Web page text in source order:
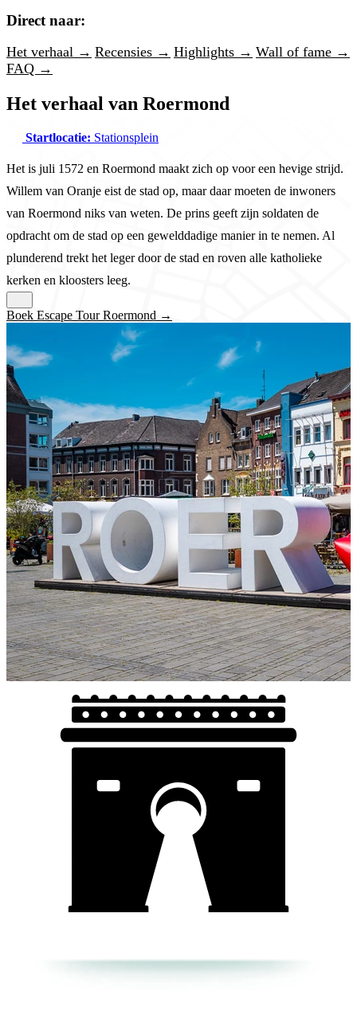
Direct naar:
Het verhaal → Recensies → Highlights → Wall of fame →
FAQ →
Het verhaal van Roermond
Startlocatie: Stationsplein
Het is juli 1572 en Roermond maakt zich op voor een hevige strijd.
Willem van Oranje eist de stad op, maar daar moeten de inwoners
van Roermond niks van weten. De prins geeft zijn soldaten de
opdracht om de stad op een gewelddadige manier in te nemen. Al
plunderend trekt het leger door de stad en roven alle katholieke
kerken en kloosters leeg.
Boek Escape Tour Roermond →